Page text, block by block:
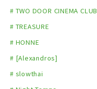
# TWO DOOR CINEMA CLUB
# TREASURE
# HONNE
# [Alexandros]
# slowthai